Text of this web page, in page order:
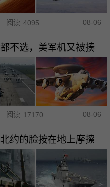
阅读 4095 08-06
不选，美军机又被揍
阅读 17170 08-06
约的脸按在地上摩擦